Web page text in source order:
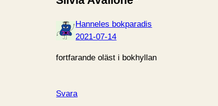
Hanneles bokparadis
2021-07-14
fortfarande oläst i bokhyllan
Svara